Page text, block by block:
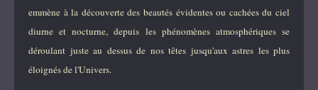
emmène à la découverte des beautés évidentes ou cachées du ciel
diurne et nocturne, depuis les phénomènes atmosphériques se
déroulant juste au dessus de nos têtes jusqu'aux astres les plus
éloignés de l'Univers.